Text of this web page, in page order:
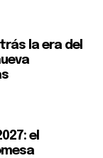
la era del
el